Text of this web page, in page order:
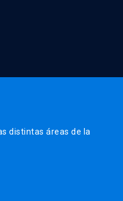
distintas áreas de la